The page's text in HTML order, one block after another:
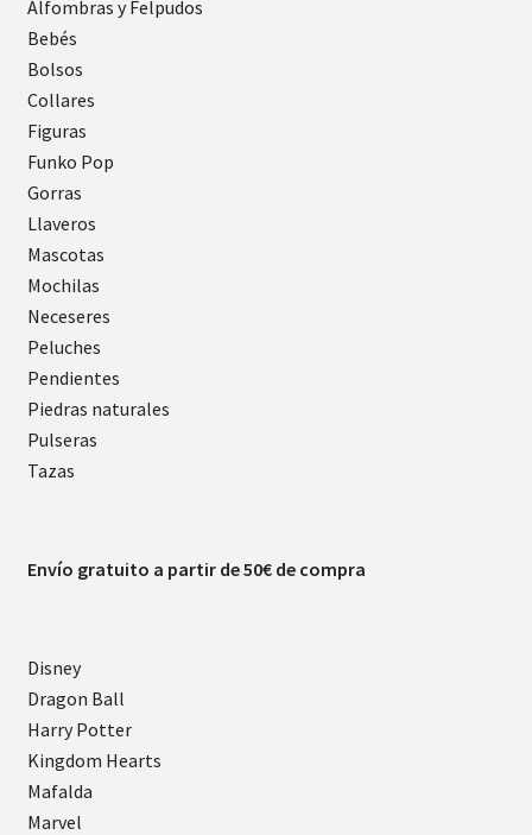
Alfombras y Felpudos
Bebés
Bolsos
Collares
Figuras
Funko Pop
Gorras
Llaveros
Mascotas
Mochilas
Neceseres
Peluches
Pendientes
Piedras naturales
Pulseras
Tazas
Envío gratuito a partir de 50€ de compra
Disney
Dragon Ball
Harry Potter
Kingdom Hearts
Mafalda
Marvel